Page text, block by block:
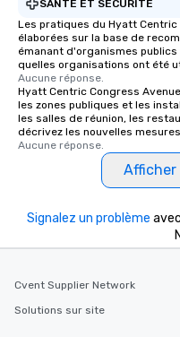
SANTÉ ET SÉCURITÉ
Les pratiques du Hyatt
élaborées sur la base de
émanant d'organismes publics
quelles organisations ont été
Aucune réponse.
Hyatt Centric Congress
les zones publiques et les
les salles de réunion, les
décrivez les nouvelles
Aucune réponse.
Afficher
Signalez un problème
Cvent Supplier Network
Solutions sur site